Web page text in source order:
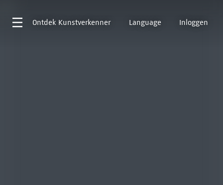
Ontdek Kunstverkenner Language Inloggen